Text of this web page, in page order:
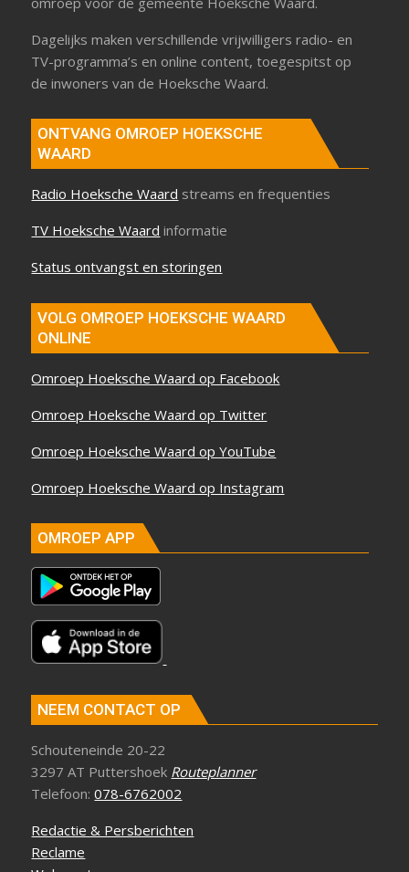
Dagelijks maken verschillende vrijwilligers radio- en
TV-programma’s en online content, toegespitst op
de inwoners van de Hoeksche Waard.
ONTVANG OMROEP HOEKSCHE
WAARD
Radio Hoeksche Waard streams en frequenties
TV Hoeksche Waard informatie
Status ontvangst en storingen
VOLG OMROEP HOEKSCHE WAARD
ONLINE
Omroep Hoeksche Waard op Facebook
Omroep Hoeksche Waard op Twitter
Omroep Hoeksche Waard op YouTube
Omroep Hoeksche Waard op Instagram
OMROEP APP
NEEM CONTACT OP
Schouteneinde 20-22
3297 AT Puttershoek Routeplanner
Telefoon:078-6762002
Redactie & Persberichten
Reclame